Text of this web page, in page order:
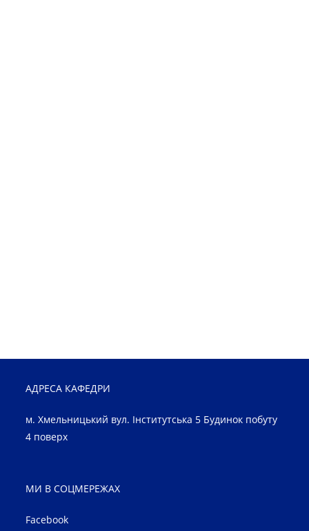
АДРЕСА КАФЕДРИ
м. Хмельницький вул. Інститутська 5 Будинок побуту
4 поверх
МИ В СОЦМЕРЕЖАХ
Facebook